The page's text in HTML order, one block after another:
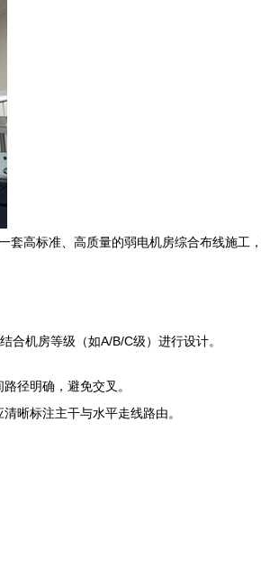
套高标准、高质量的弱电机房综合布线施工
机房等级（如A/B/C级）进行设计。
径明确，避免交叉。
晰标注主干与水平走线路由。